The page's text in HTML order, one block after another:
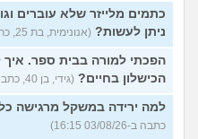
כתמים מלייזר שלא עוברים
ניתן לעשות? (אנונימית, בת 25, כתבה ב-03/08/26 16:33)
הפכתי למורה בבית ספר.
הכישלון בחיים? (גידי, בן 40, כתב ב-03/08/26 16:24)
למה ירידה במשקל מרגישה
כתבה ב-03/08/26 16:15)